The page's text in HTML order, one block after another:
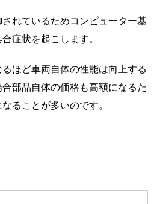
れているためコンピューター基
症状を起こします。
ほど車両自体の性能は向上する
部品自体の価格も高額になるた
ることが多いのです。